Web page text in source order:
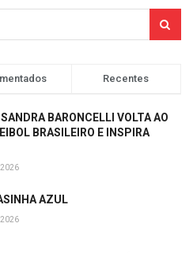
Recentes
BARONCELLI VOLTA AO
BRASILEIRO E INSPIRA
2026
AZUL
2026